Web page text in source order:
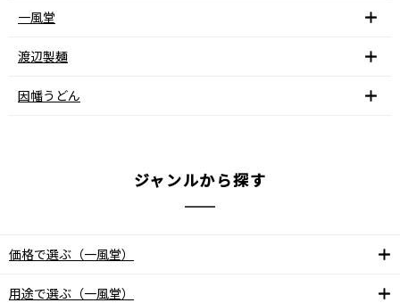
一風堂
渡辺製麺
因幡うどん
ジャンルから探す
価格で選ぶ（一風堂）
用途で選ぶ（一風堂）